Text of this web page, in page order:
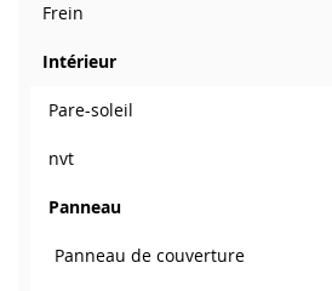
Frein
Intérieur
Pare-soleil
nvt
Panneau
Panneau de couverture